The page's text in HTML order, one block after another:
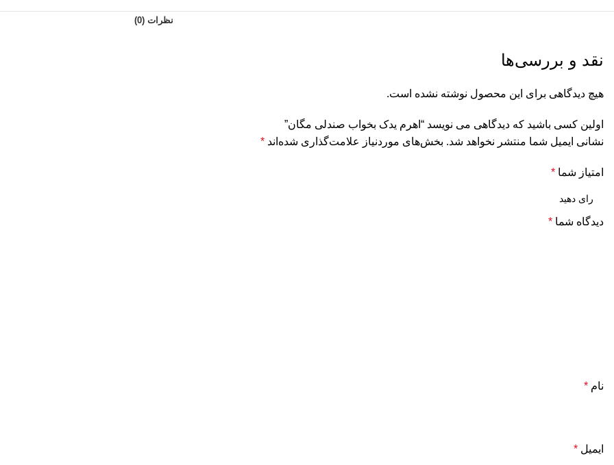
نظرات (0)
نقد و بررسی‌ها
هیچ دیدگاهی برای این محصول نوشته نشده است.
اولین کسی باشید که دیدگاهی می نویسد “اهرم یدک بخواب صندلی مگان”
نشانی ایمیل شما منتشر نخواهد شد. بخش‌های موردنیاز علامت‌گذاری شده‌اند *
امتیاز شما *
دیدگاه شما *
نام *
ایمیل *